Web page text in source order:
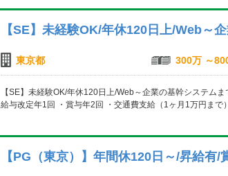
【SE】未経験OK/年休120日上/Web～
東京都 300万 ～
【SE】未経験OK/年休120日上/Web～企業の基幹システム
給与改定年1回 ・賞与年2回 ・交通費支給（1ヶ月1万円ま
【PG（東京）】年間休120日～/昇給有